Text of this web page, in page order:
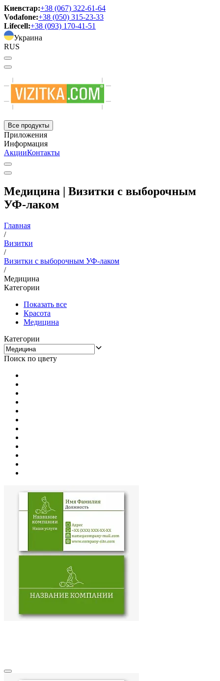
Киевстар:+38 (067) 322-61-64
Vodafone:+38 (050) 315-23-33
Lifecell:+38 (093) 170-41-51
Украина
RUS
Все продукты
Приложения
Информация
АкцииКонтакты
Медицина | Визитки с выборочным
УФ-лаком
Главная
/
Визитки
/
Визитки с выборочным УФ-лаком
/
Медицина
Категории
Показать все
Красота
Медицина
Категории
Поиск по цвету